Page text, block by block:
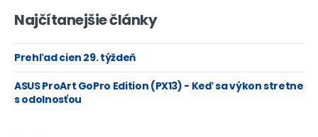
Najčítanejšie články
Prehľad cien 29. týždeň
ASUS ProArt GoPro Edition (PX13) - Keď sa výkon stretne
s odolnosťou